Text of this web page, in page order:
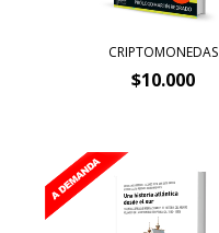
CRIPTOMONEDAS
$10.000